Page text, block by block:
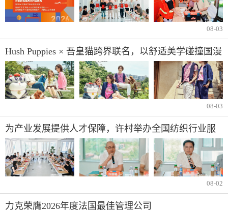
08-03
Hush Puppies × 吾皇猫跨界联名，以舒适美学碰撞国漫
IP
08-03
为产业发展提供人才保障，许村举办全国纺织行业服
装制版师/缝纫工职业技能竞赛选拔赛
08-02
力克荣膺2026年度法国最佳管理公司